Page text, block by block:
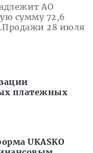
АО
сумму 72,6
28 июля
платежных
UKASKO